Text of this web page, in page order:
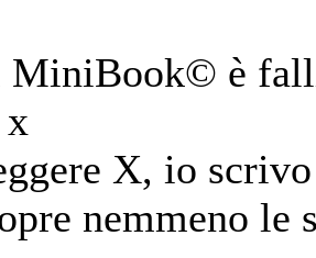
MiniBook© è
X, io
nemmeno le